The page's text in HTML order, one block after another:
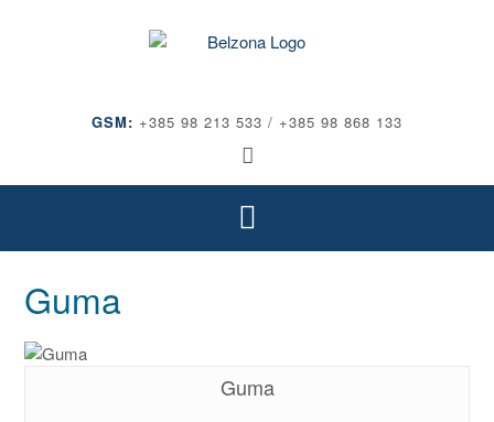
GSM: +385 98 213 533 / +385 98 868 133
Guma
Guma